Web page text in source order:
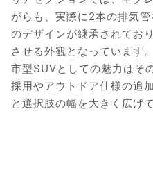
がらも、実際に2本の排気
のデザインが継承されてお
させる外観となっています
市型SUVとしての魅力はそ
採用やアウトドア仕様の追
と選択肢の幅を大きく広げ